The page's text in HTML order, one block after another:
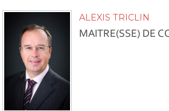
ALEXIS TRICLIN
MAITRE(SSE) DE